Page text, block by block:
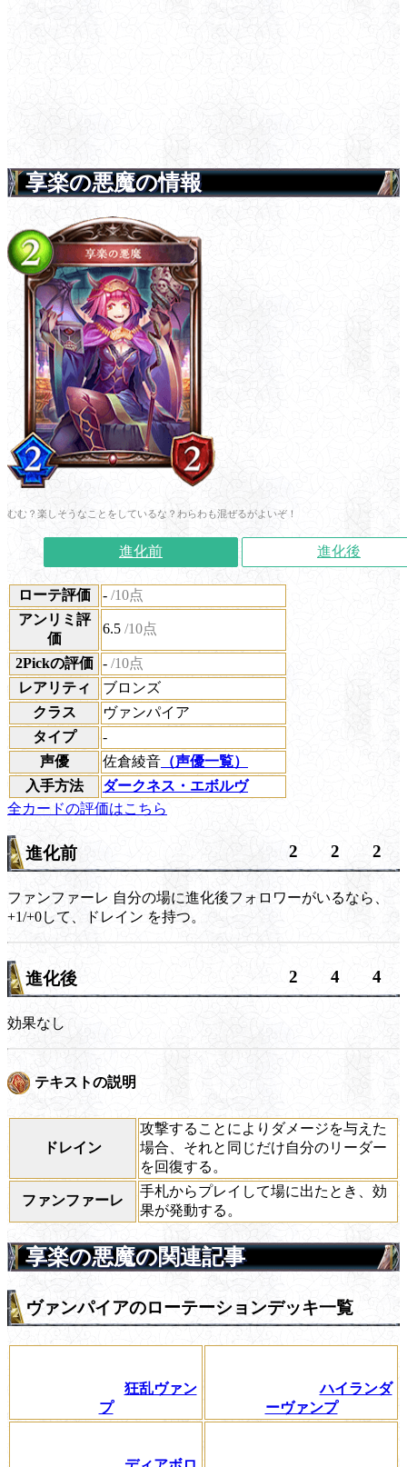
享楽の悪魔の情報
むむ？楽しそうなことをしているな？わらわも混ぜるがよいぞ！
進化前 進化後
ローテ評価 - /10点
アンリミ評
価
6.5 /10点
2Pickの評価 - /10点
レアリティ
ブロンズ
クラス
ヴァンパイア
タイプ
-
声優
佐倉綾音 （声優一覧）
入手方法
ダークネス・エボルヴ
全カードの評価はこちら
進化前 2 2 2
ファンファーレ 自分の場に進化後フォロワーがいるなら、
+1/+0して、
ドレイン を持つ。
進化後 2 4 4
効果なし
テキストの説明
ドレイン
攻撃することによりダメージを与えた
場合、それと同じだけ自分のリーダー
を回復する。
ファンファーレ
手札からプレイして場に出たとき、効
果が発動する。
享楽の悪魔の関連記事
ヴァンパイアのローテーションデッキ一覧
狂乱ヴァン
プ
ハイランダ
ーヴァンプ